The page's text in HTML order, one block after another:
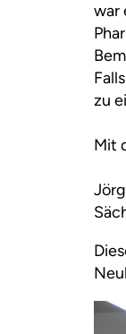
war
zu
Mit